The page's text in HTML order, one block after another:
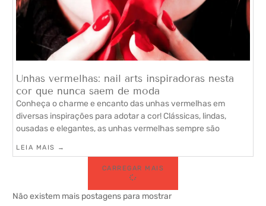
Unhas vermelhas: nail arts inspiradoras nesta
cor que nunca saem de moda
Conheça o charme e encanto das unhas vermelhas em
diversas inspirações para adotar a cor! Clássicas, lindas,
ousadas e elegantes, as unhas vermelhas sempre são
LEIA MAIS →
CARREGAR MAIS
Não existem mais postagens para mostrar